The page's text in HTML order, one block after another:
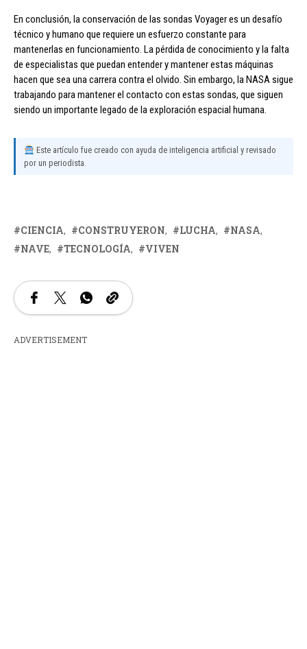
En conclusión, la conservación de las sondas Voyager es un desafío
técnico y humano que requiere un esfuerzo constante para
mantenerlas en funcionamiento. La pérdida de conocimiento y la falta
de especialistas que puedan entender y mantener estas máquinas
hacen que sea una carrera contra el olvido. Sin embargo, la NASA sigue
trabajando para mantener el contacto con estas sondas, que siguen
siendo un importante legado de la exploración espacial humana.
Este artículo fue creado con ayuda de inteligencia artificial y revisado
por un periodista.
CIENCIA CONSTRUYERON LUCHA
NASA
NAVE
TECNOLOGÍA VIVEN
ADVERTISEMENT